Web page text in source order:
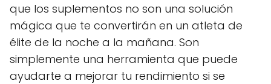
que los suplementos no son una solución
mágica que te convertirán en un atleta de
élite de la noche a la mañana. Son
simplemente una herramienta que puede
ayudarte a mejorar tu rendimiento si se